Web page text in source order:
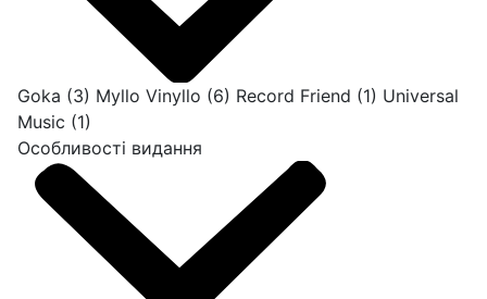
Goka (3) Myllo Vinyllo (6) Record Friend (1) Universal
Music (1)
Особливості видання